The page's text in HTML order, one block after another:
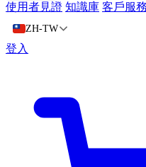
使用者見證 知識庫 客戶服務
ZH-TW
登入